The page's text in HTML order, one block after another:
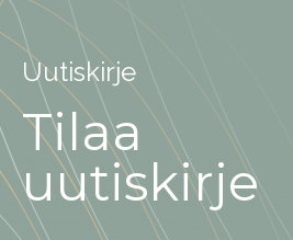
Uutiskirje
Tilaa
uutiskirje